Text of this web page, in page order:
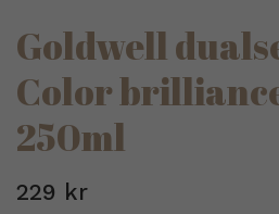
Goldwell
Color
250ml
229 kr